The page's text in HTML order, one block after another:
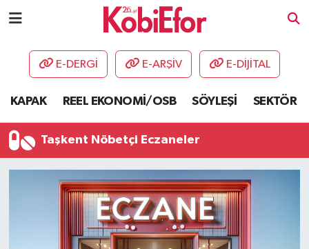
E-DERGİ E-ARŞİV E-DİJİTAL
KAPAK REEL EKONOMİ/OSB SÖYLEŞİ SEKTÖR
Taşkent Nöbetçi Eczaneler
AKADEMİ
DESTEK-TEŞVİK
ETKİNLİK
GÜNCEL
HABERLER